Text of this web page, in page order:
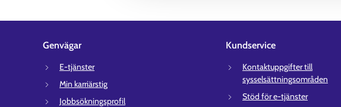
Genvägar
E-tjänster
Min karriärstig
Jobbsökningsprofil
Kundservice
Kontaktuppgifter till
sysselsättningsområden
Stöd för e-tjänster